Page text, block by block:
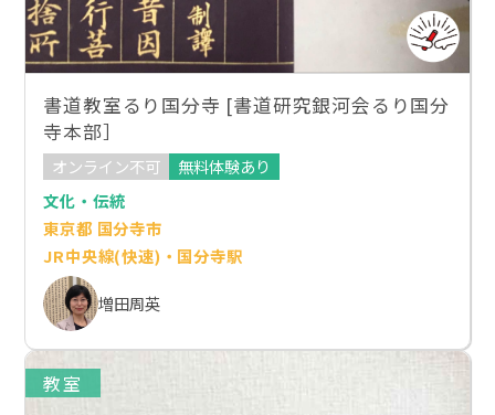
書道教室るり国分寺 [書道研究銀河会るり国分
寺本部］
オンライン不可
無料体験あり
文化・伝統
東京都 国分寺市
JR中央線(快速)・国分寺駅
増田周英
教室